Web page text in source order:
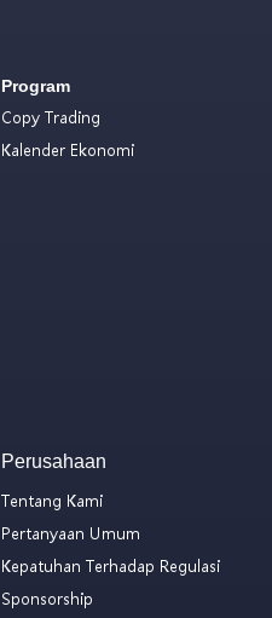
Program
Copy Trading
Kalender Ekonomi
Perusahaan
Tentang Kami
Pertanyaan Umum
Kepatuhan Terhadap Regulasi
Sponsorship